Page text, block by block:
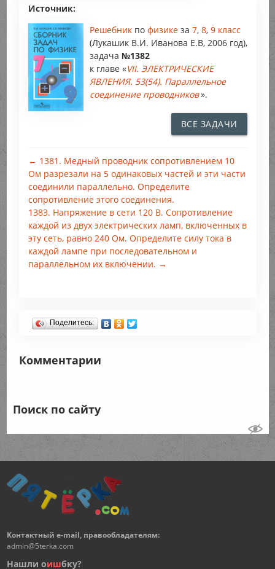
Источник:
Решебник по физике за 7, 8, 9 класс
(Лукашик В.И. Иванова Е.В, 2006 год),
задача №1382
к главе «VII. ЭЛЕКТРИЧЕСКИЕ
ЯВЛЕНИЯ. 53(54). Параллельное
соединение проводников».
ВСЕ ЗАДАЧИ
← 1381. Медный проводник сопротивлением 10
Ом разрезали на 5 одинаковых частей и эти части
соединили параллельно. Определите
сопротивление этого соединения.
1383. Напряжение в сети 120 В. Сопротивление
каждой из двух электрических ламп, включенных в
эту сеть, равно 240 Ом. Определите силу тока в
каждой лампе при последовательном и
параллельном их включении. →
Поделитесь:
Комментарии
Поиск по сайту
Контактный e-mail, правообладателям:
admin@5terka.com
Нашли оишбку?